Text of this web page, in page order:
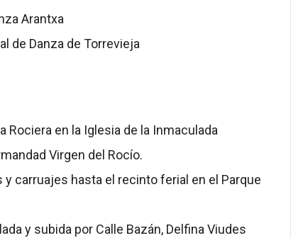
Arantxa
de Danza de Torrevieja
Rociera en la Iglesia de la Inmaculada
Virgen del Rocío.
carruajes hasta el recinto ferial en el Parque
y subida por Calle Bazán, Delfina Viudes